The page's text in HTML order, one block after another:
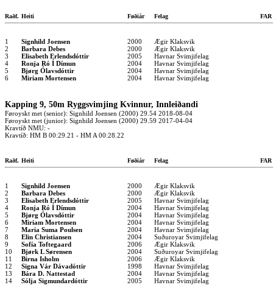
Raðf. Heiti Føðiár Felag FAR
1 Signhild Joensen 2000
Ægir Klaksvik
2
Barbara Debes 2000
Ægir Klaksvik
3
Elisabeth Erlendsdóttir 2005
Havnar Svimjifelag
4
Ronja Ró Í Dímun 2004
Havnar Svimjifelag
5
Bjørg Ólavsdóttir 2004
Havnar Svimjifelag
6
Miriam Mortensen 2004 Havnar Svimjifelag
Kapping 9, 50m Ryggsvimjing Kvinnur, Innleiðandi
Føroyskt met (senior): Signhild Joensen (2000) 29.54 2018-08-04
Føroyskt met (junior): Signhild Joensen (2000) 29.59 2017-04-04
Kravtíð NMU: -
Kravtíð: HM B 00:29.21 - HM A 00:28.22
Raðf. Heiti Føðiár Felag FAR
1 Signhild Joensen 2000
Ægir Klaksvik
2
Barbara Debes 2000
Ægir Klaksvik
3
Elisabeth Erlendsdóttir 2005
Havnar Svimjifelag
4
Ronja Ró Í Dímun 2004
Havnar Svimjifelag
5
Bjørg Ólavsdóttir 2004
Havnar Svimjifelag
6
Miriam Mortensen 2004
Havnar Svimjifelag
7
Maria Suma Poulsen 2004
Havnar Svimjifelag
8
Elin Christiansen 2004
Suðuroyar Svimjifelag
9
Sofía Toftegaard 2006
Ægir Klaksvik
10
Bjørk L Sørensen 2004
Suðuroyar Svimjifelag
11
Birna Isholm 2006
Ægir Klaksvik
12
Signa Vár Dávadóttir 1998
Havnar Svimjifelag
13
Bára D. Nattestad 2004
Havnar Svimjifelag
14
Sólja Sigmundardóttir 2005 Havnar Svimjifelag